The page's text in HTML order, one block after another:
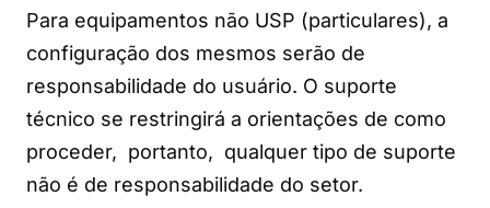
Para equipamentos não USP (particulares), a
configuração dos mesmos serão de
responsabilidade do usuário. O suporte
técnico se restringirá a orientações de como
proceder, portanto, qualquer tipo de suporte
não é de responsabilidade do setor.